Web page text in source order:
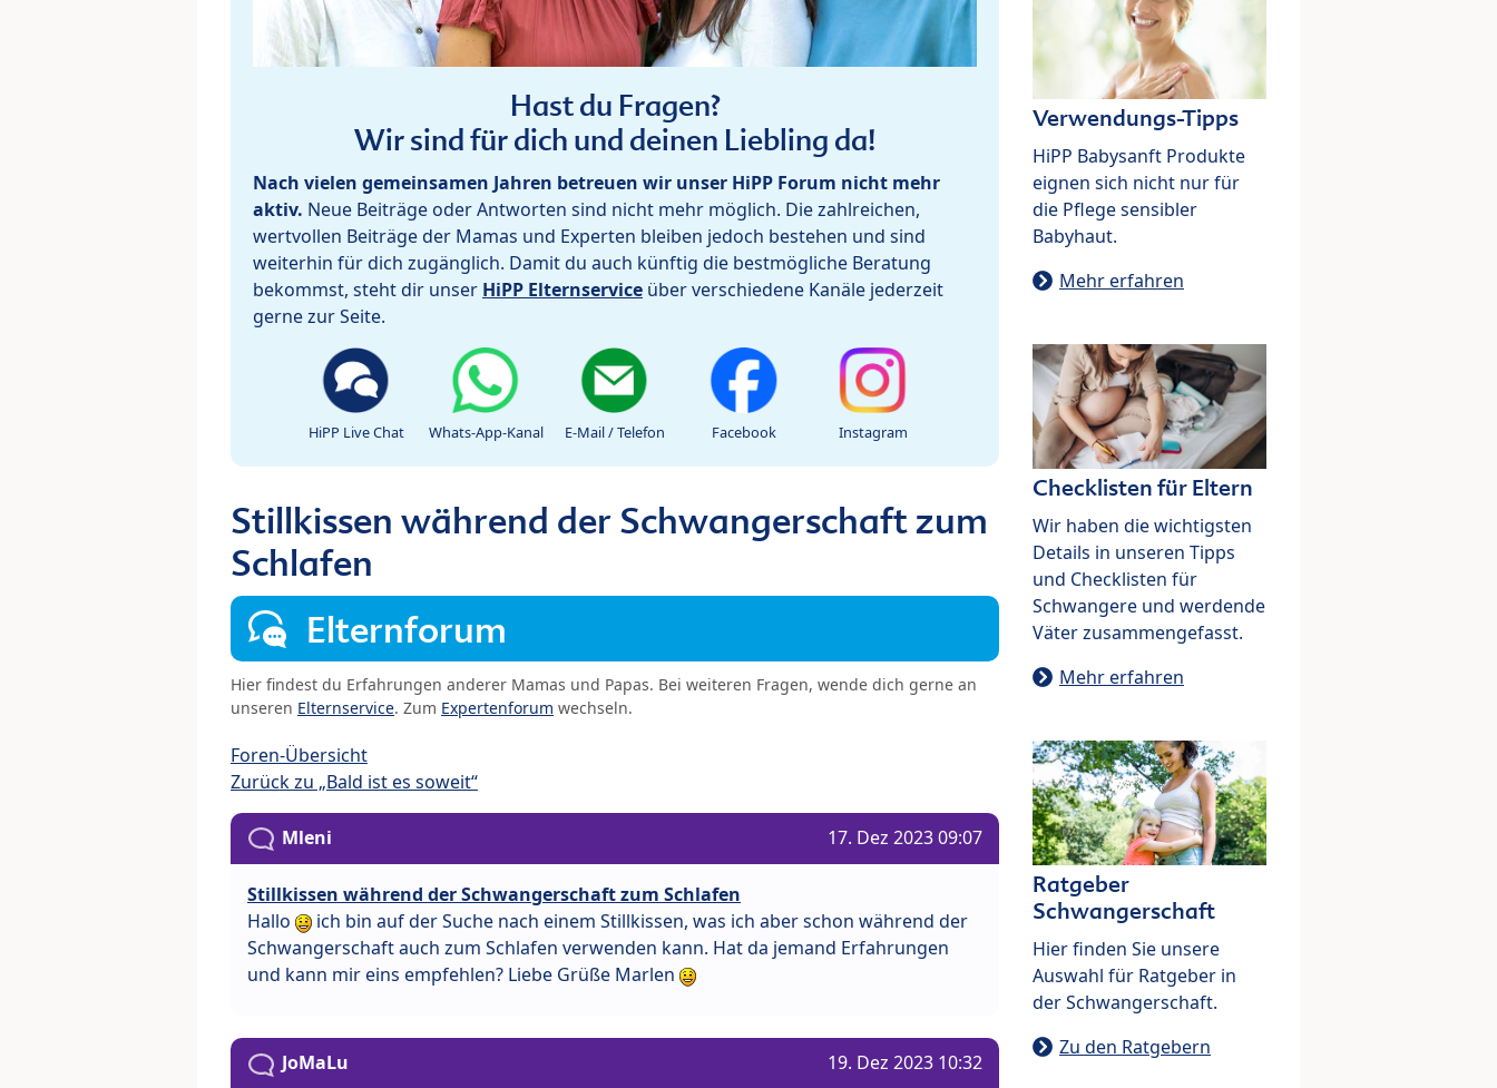
Hast du Fragen?
Wir sind für dich und deinen Liebling da!
Nach vielen gemeinsamen Jahren betreuen wir unser HiPP Forum nicht mehr
aktiv. Neue Beiträge oder Antworten sind nicht mehr möglich. Die zahlreichen,
wertvollen Beiträge der Mamas und Experten bleiben jedoch bestehen und sind
weiterhin für dich zugänglich. Damit du auch künftig die bestmögliche Beratung
bekommst, steht dir unser HiPP Elternservice über verschiedene Kanäle jederzeit
gerne zur Seite.
HiPP Live Chat Whats-App-Kanal E-Mail / Telefon Facebook Instagram
Stillkissen während der Schwangerschaft zum
Schlafen
Elternforum
Hier findest du Erfahrungen anderer Mamas und Papas. Bei weiteren Fragen, wende dich gerne an
unseren Elternservice. Zum Expertenforum wechseln.
Foren-Übersicht
Zurück zu „Bald ist es soweit“
Mleni 17. Dez 2023 09:07
Stillkissen während der Schwangerschaft zum Schlafen
Hallo
ich bin auf der Suche nach einem Stillkissen, was ich aber schon während der
Schwangerschaft auch zum Schlafen verwenden kann. Hat da jemand Erfahrungen
und kann mir eins empfehlen? Liebe Grüße Marlen
JoMaLu 19. Dez 2023 10:32
Verwendungs-Tipps
HiPP Babysanft Produkte
eignen sich nicht nur für
die Pflege sensibler
Babyhaut.
Mehr erfahren
Checklisten für Eltern
Wir haben die wichtigsten
Details in unseren Tipps
und Checklisten für
Schwangere und werdende
Väter zusammengefasst.
Mehr erfahren
Ratgeber
Schwangerschaft
Hier finden Sie unsere
Auswahl für Ratgeber in
der Schwangerschaft.
Zu den Ratgebern